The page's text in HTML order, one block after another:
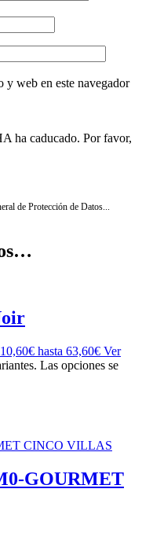
y web en este navegador
ha caducado. Por favor,
de Protección de Datos...
hasta 63,60€ Ver
Las opciones se
GOURMET